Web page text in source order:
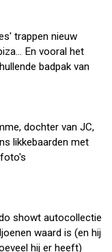
trappen nieuw
En vooral het
badpak van
dochter van JC,
likkebaarden met
showt autocollectie
waard is (en hij
hij er heeft)